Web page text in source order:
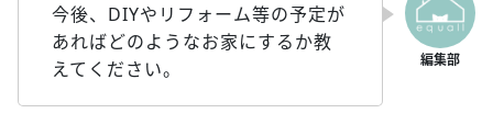
今後、DIYやリフォーム等の予定が
あればどのようなお家にするか教
えてください。